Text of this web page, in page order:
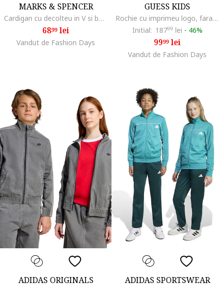
MARKS & SPENCER
Cardigan cu decolteu in V si buzunare, Albastru ultramarin
6899lei
Vandut de Fashion Days
GUESS KIDS
Rochie cu imprimeu logo, fara maneci, Alb optic
Initial: 18799 lei - 46%
9999lei
Vandut de Fashion Days
ADIDAS ORIGINALS ADIDAS SPORTSWEAR